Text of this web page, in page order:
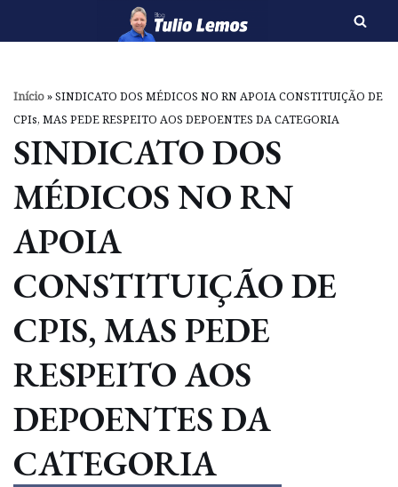
o
conteúdo
Início»SINDICATO DOS MÉDICOS NO RN APOIA CONSTITUIÇÃO DE
CPIs, MAS PEDE RESPEITO AOS DEPOENTES DA CATEGORIA
SINDICATO DOS
MÉDICOS NO RN
APOIA
CONSTITUIÇÃO DE
CPIS, MAS PEDE
RESPEITO AOS
DEPOENTES DA
CATEGORIA